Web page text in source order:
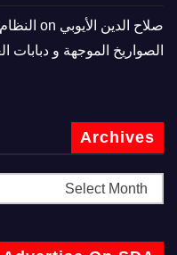
صلاح الدين الأيوبي
الصواريخ الموجهة و دبابات
Archives